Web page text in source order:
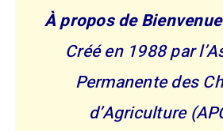
À propos de
Créé en 1988 par
Permanente des
d’Agriculture